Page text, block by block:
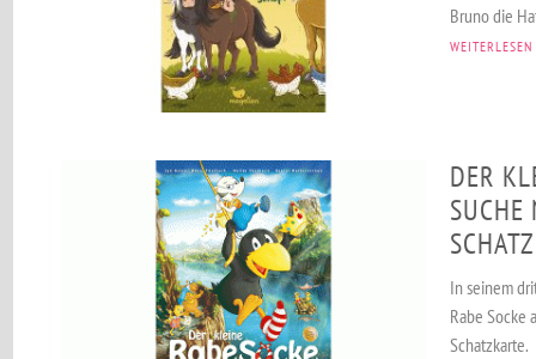
Bruno die
WEITERLESEN
DER
SUCHE
SCHATZ
In seinem
Rabe Socke
Schatzkarte.